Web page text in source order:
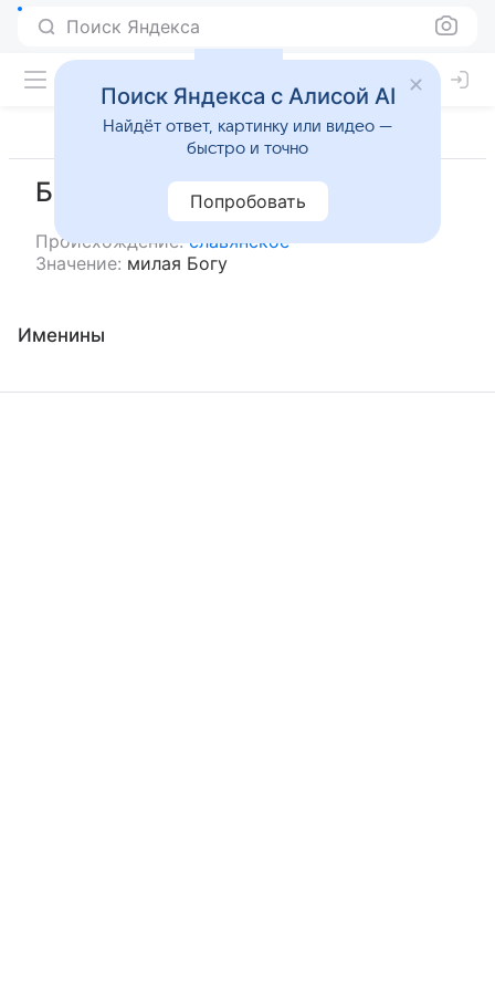
Поиск Яндекса
Богомила
Происхождение: славянское
Значение: милая Богу
Именины
Поиск Яндекса с Алисой AI
Найдёт ответ, картинку или видео —
быстро и точно
Попробовать